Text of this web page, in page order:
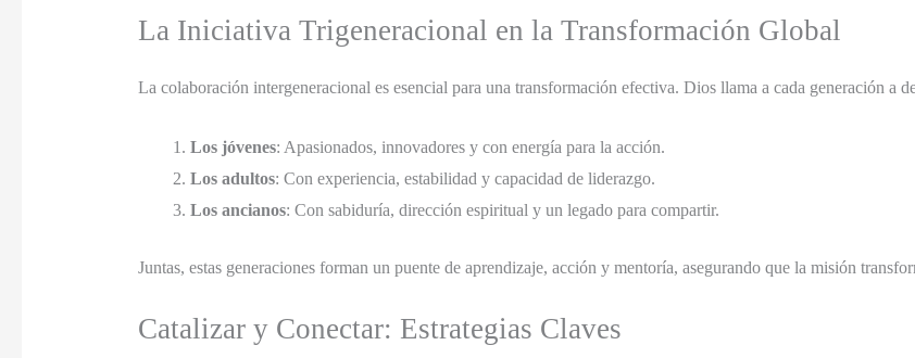
La Iniciativa Trigeneracional en la Transformación Global
La colaboración intergeneracional es esencial para una transformación efectiva. Dios llama a cada generación a
Los jóvenes: Apasionados, innovadores y con energía para la acción.
Los adultos: Con experiencia, estabilidad y capacidad de liderazgo.
Los ancianos: Con sabiduría, dirección espiritual y un legado para compartir.
Juntas, estas generaciones forman un puente de aprendizaje, acción y mentoría, asegurando que la misión
Catalizar y Conectar: Estrategias Claves